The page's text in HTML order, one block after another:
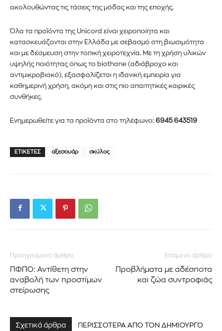
ακολουθώντας τις τάσεις της μόδας και της εποχής.
Όλα τα προϊόντα της Unicord είναι χειροποίητα και
κατασκευάζονται στην Ελλάδα με σεβασμό στη βιωσιμότητα
και με δέσμευση στην τοπική χειροτεχνία. Με τη χρήση υλικών
υψηλής ποιότητας όπως το biothane (αδιάβροχο και
αντιμικροβιακό), εξασφαλίζεται η ιδανική εμπειρία για
καθημερινή χρήση, ακόμη και στις πιο απαιτητικές καιρικές
συνθήκες.
Ενημερωθείτε για τα προϊόντα στο τηλέφωνο: 6945 643519
ΕΤΙΚΈΤΕΣ αξεσουάρ σκύλος
Προηγούμενο άρθρο
ΠΦΠΟ: Αντίθετη στην
αναβολή των προστίμων
στείρωσης
Επόμενο άρθρο
Προβλήματα με αδέσποτα
και ζώα συντροφιάς
Σχετικά άρθρα ΠΕΡΙΣΣΟΤΕΡΑ ΑΠΟ ΤΟΝ ΔΗΜΙΟΥΡΓΟ